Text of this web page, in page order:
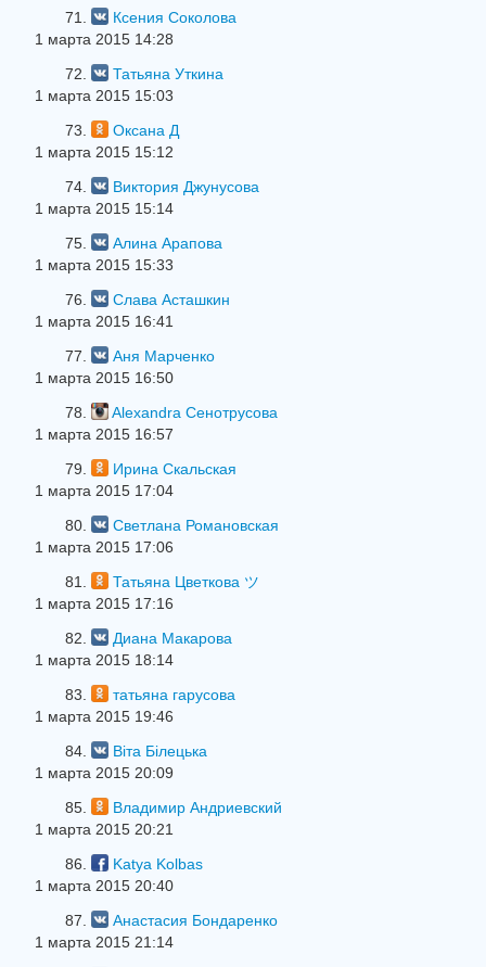
71.
Ксения Соколова
1 марта 2015 14:28
72.
Татьяна Уткина
1 марта 2015 15:03
73.
Оксана Д
1 марта 2015 15:12
74.
Виктория Джунусова
1 марта 2015 15:14
75.
Алина Арапова
1 марта 2015 15:33
76.
Слава Асташкин
1 марта 2015 16:41
77.
Аня Марченко
1 марта 2015 16:50
78.
Alexandra Сенотрусова
1 марта 2015 16:57
79.
Ирина Скальская
1 марта 2015 17:04
80.
Светлана Романовская
1 марта 2015 17:06
81.
Татьяна Цветкова ツ
1 марта 2015 17:16
82.
Диана Макарова
1 марта 2015 18:14
83.
татьяна гарусова
1 марта 2015 19:46
84.
Вiта Бiлецька
1 марта 2015 20:09
85.
Владимир Андриевский
1 марта 2015 20:21
86.
Katya Kolbas
1 марта 2015 20:40
87.
Анастасия Бондаренко
1 марта 2015 21:14